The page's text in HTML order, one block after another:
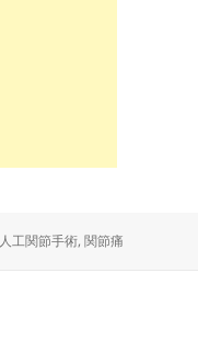
タ
人工関節手術,関節痛